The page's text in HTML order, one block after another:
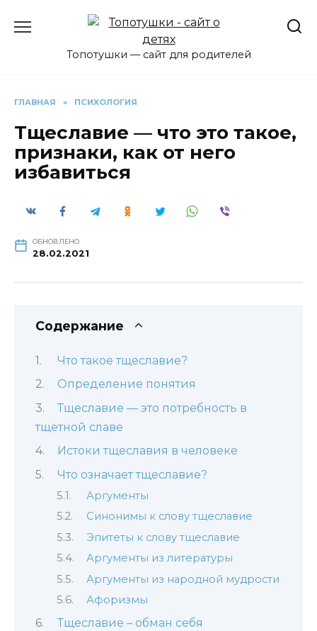
Топотушки — сайт для родителей
ГЛАВНАЯ » ПСИХОЛОГИЯ
Тщеславие — что это такое,
признаки, как от него
избавиться
ОБНОВЛЕНО
28.02.2021
Содержание
Что такое тщеславие?
Определение понятия
Тщеславие — это потребность в
тщетной славе
Истоки тщеславия в человеке
Что означает тщеславие?
Аргументы
Синонимы к слову тщеславие
Эпитеты к слову тщеславие
Аргументы из литературы
Аргументы из народной мудрости
Афоризмы
Тщеславие – обман себя